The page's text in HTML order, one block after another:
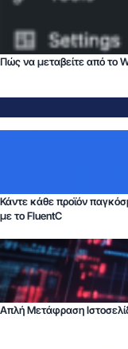
Πώς να μεταβείτε από το
Κάντε κάθε προϊόν
με το FluentC
Απλή Μετάφραση